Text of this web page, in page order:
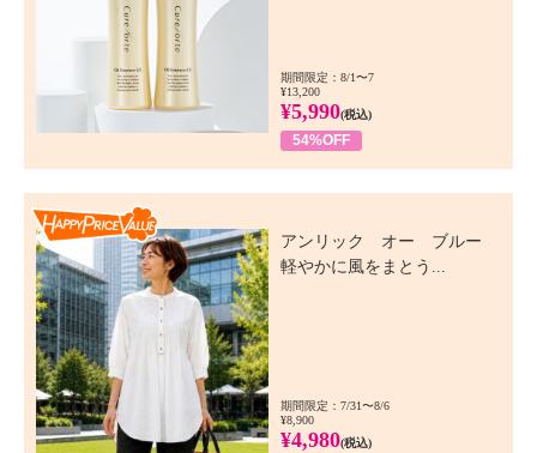
期間限定：8/1〜7
¥13,200
¥5,990(税込)
54%OFF
アンリック オー ブルー
軽やかに風をまとう...
期間限定：7/31〜8/6
¥8,900
¥4,980(税込)